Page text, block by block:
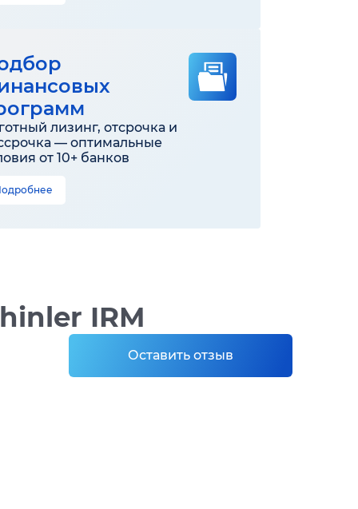
лизинг, отсрочка и
— оптимальные
от 10+ банков
IRM
Оставить отзыв